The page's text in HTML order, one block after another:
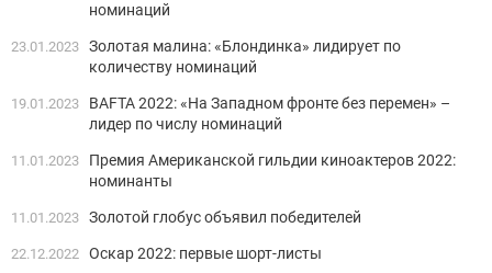
номинаций
23.01.2023 Золотая малина: «Блондинка» лидирует по
количеству номинаций
19.01.2023
BAFTA 2022: «На Западном фронте без перемен» –
лидер по числу номинаций
11.01.2023
Премия Американской гильдии киноактеров 2022:
номинанты
11.01.2023 Золотой глобус объявил победителей
22.12.2022 Оскар 2022: первые шорт-листы